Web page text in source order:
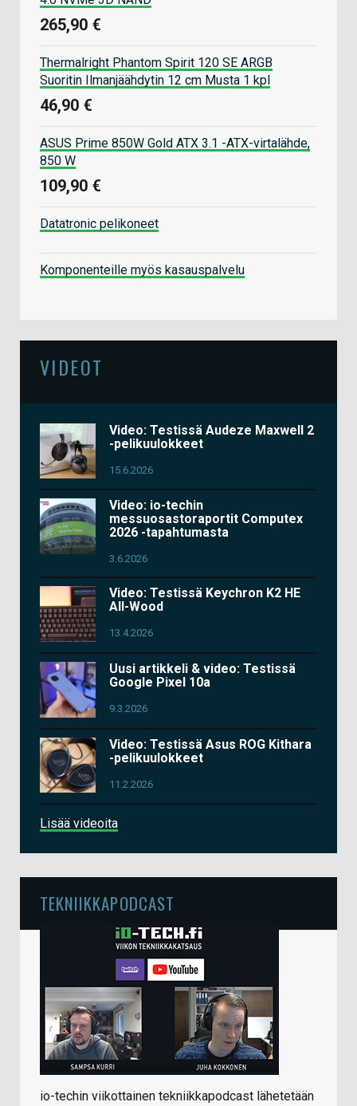
265,90 €
Thermalright Phantom Spirit 120 SE ARGB
Suoritin Ilmanjäähdytin 12 cm Musta 1 kpl
46,90 €
ASUS Prime 850W Gold ATX 3.1 -ATX-virtalähde,
850 W
109,90 €
Datatronic pelikoneet
Komponenteille myös kasauspalvelu
VIDEOT
Video: Testissä Audeze Maxwell 2
-pelikuulokkeet
15.6.2026
Video: io-techin
messuosastoraportit Computex
2026 -tapahtumasta
3.6.2026
Video: Testissä Keychron K2 HE
All-Wood
13.4.2026
Uusi artikkeli & video: Testissä
Google Pixel 10a
9.3.2026
Video: Testissä Asus ROG Kithara
-pelikuulokkeet
11.2.2026
Lisää videoita
TEKNIIKKAPODCAST
io-techin viikottainen tekniikkapodcast lähetetään